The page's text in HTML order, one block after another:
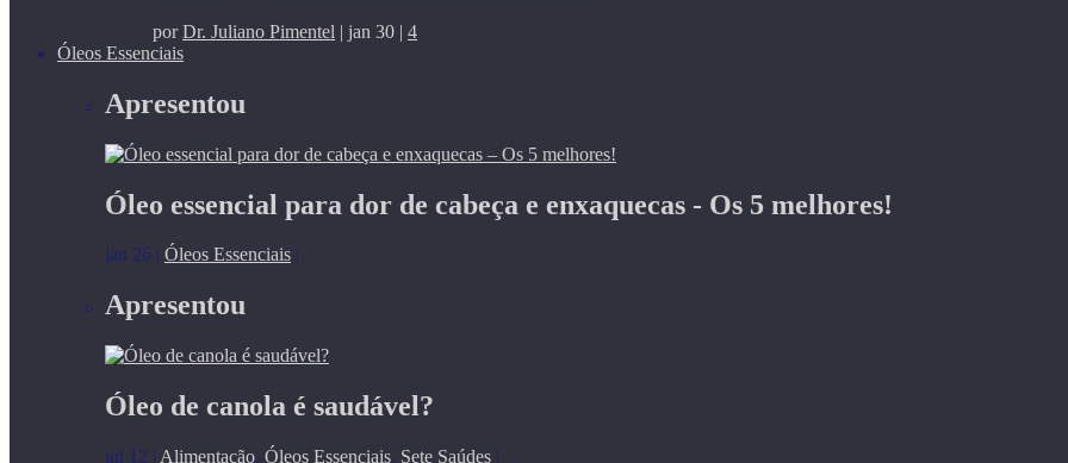
porDr. Juliano Pimentel | jan 30 | 4
Óleos Essenciais
Apresentou
Óleo essencial para dor de cabeça e enxaquecas - Os 5 melhores!
jan 26 | Óleos Essenciais |
Apresentou
Óleo de canola é saudável?
jul 12 | Alimentação, Óleos Essenciais, Sete Saúdes |